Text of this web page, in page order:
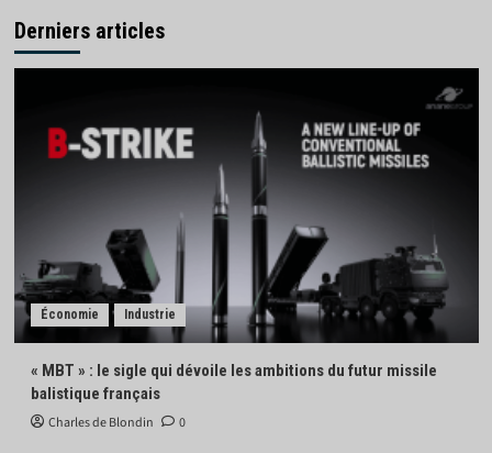
Derniers articles
Économie Industrie
« MBT » : le sigle qui dévoile les ambitions du futur missile
balistique français
Charles de Blondin 0